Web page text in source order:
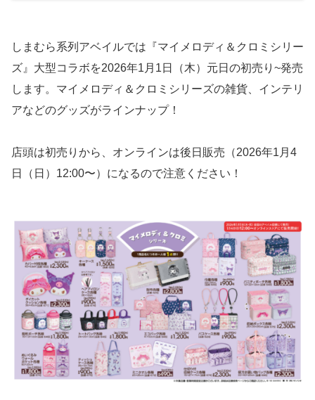
しまむら系列アベイルでは『マイメロディ＆クロミシリー
ズ』大型コラボを2026年1月1日（木）元日の初売り~発売
します。マイメロディ＆クロミシリーズの雑貨、インテリ
アなどのグッズがラインナップ！
店頭は初売りから、オンラインは後日販売（2026年1月4
日（日）12:00〜）になるので注意ください！